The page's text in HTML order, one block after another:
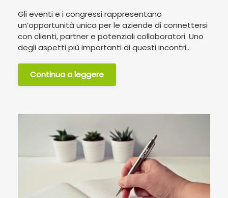
Gli eventi e i congressi rappresentano
un’opportunità unica per le aziende di connettersi
con clienti, partner e potenziali collaboratori. Uno
degli aspetti più importanti di questi incontri...
Continua a leggere